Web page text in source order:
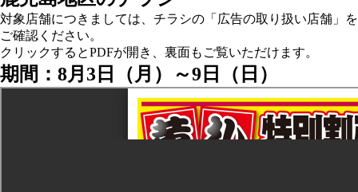
対象店舗につきましては、チラシの「広告の取り扱い店舗」を
ご確認ください。
クリックするとPDFが開き、裏面もご覧いただけます。
期間：8月3日（月）～9日（日）